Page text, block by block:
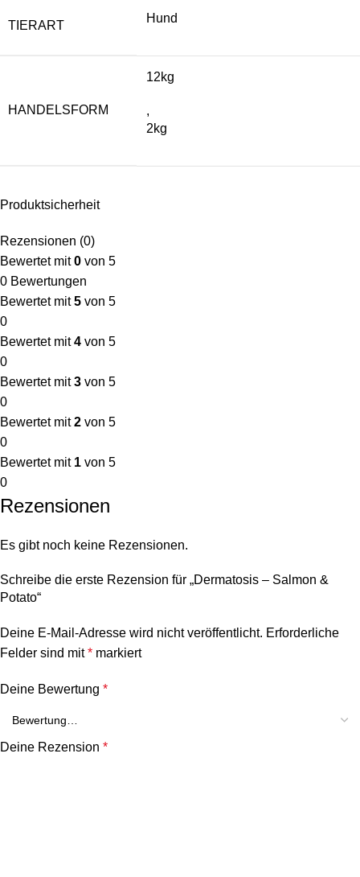
TIERART
Hund
HANDELSFORM
12kg
,
2kg
Produktsicherheit
Rezensionen (0)
Bewertet mit0 von 5
0 Bewertungen
Bewertet mit5 von 5
0
Bewertet mit4 von 5
0
Bewertet mit3 von 5
0
Bewertet mit2 von 5
0
Bewertet mit 1 von 5
0
Rezensionen
Es gibt noch keine Rezensionen.
Schreibe die erste Rezension für „Dermatosis – Salmon &
Potato“
Deine E-Mail-Adresse wird nicht veröffentlicht. Erforderliche
Felder sind mit* markiert
Deine Bewertung *
Deine Rezension *